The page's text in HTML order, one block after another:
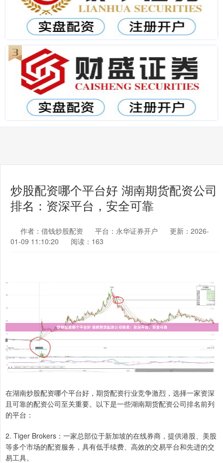
炒股配资哪个平台好 湖南期货配资公司
排名：资深平台，安全可靠
作者：借钱炒股配资 平台：永华证券开户
更新：2026-
01-09 11:10:20
阅读：163
在湖南炒股配资哪个平台好，期货配资行业竞争激烈，选择一家资深
且可靠的配资公司至关重要。以下是一些湖南期货配资公司排名前列
的平台：
2. Tiger Brokers：一家总部位于新加坡的在线券商，提供港股、美股
等多个市场的配资服务，具有低手续费、高效的交易平台和先进的交
易工具。